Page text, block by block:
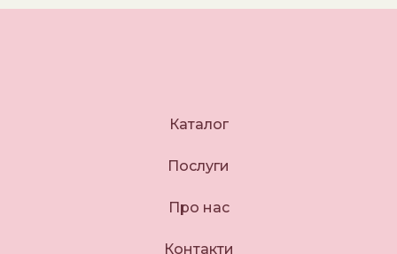
Каталог
Послуги
Про нас
Контакти